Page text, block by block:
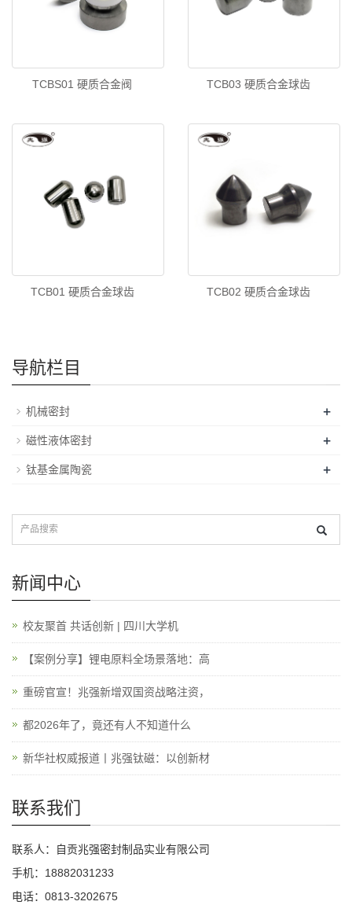
TCBS01 硬质合金阀 TCB03 硬质合金球齿
TCB01 硬质合金球齿 TCB02 硬质合金球齿
导航栏目
机械密封 +
磁性液体密封 +
钛基金属陶瓷 +
新闻中心
校友聚首 共话创新 | 四川大学机
【案例分享】锂电原料全场景落地：高
重磅官宣！兆强新增双国资战略注资，
都2026年了，竟还有人不知道什么
新华社权威报道丨兆强钛磁：以创新材
联系我们
联系人：自贡兆强密封制品实业有限公司
手机：18882031233
电话：0813-3202675